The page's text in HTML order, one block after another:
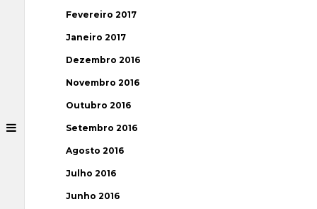
Fevereiro 2017
Janeiro 2017
Dezembro 2016
Novembro 2016
Outubro 2016
Setembro 2016
Agosto 2016
Julho 2016
Junho 2016